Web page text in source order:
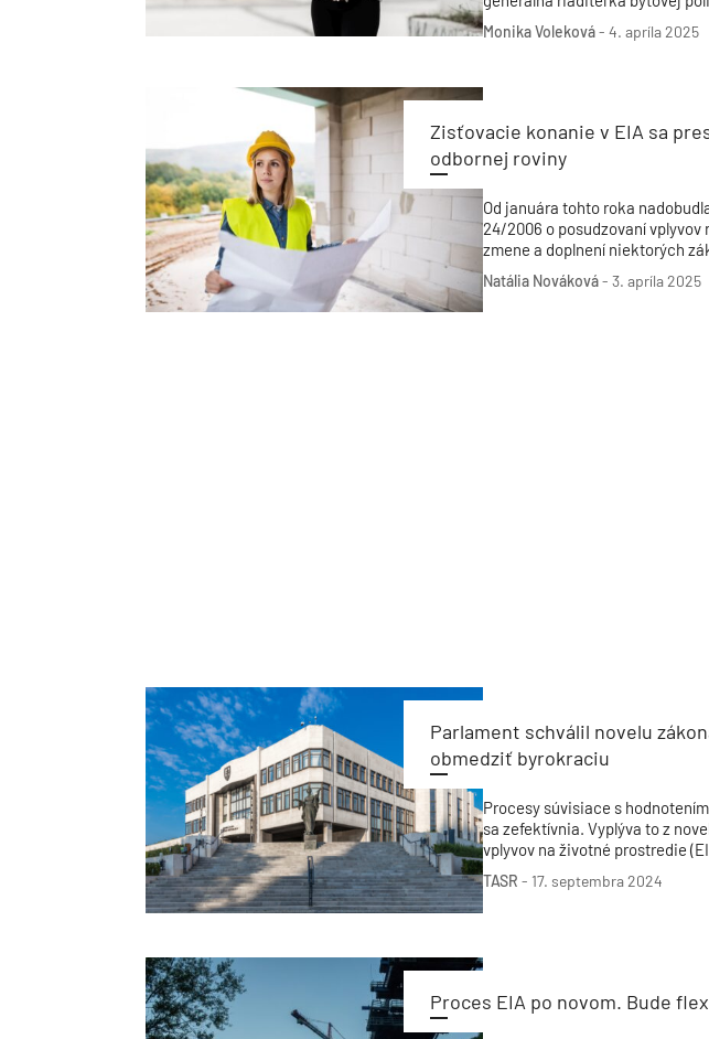
rozvoja na rezorte dopravy
Monika Voleková-4. apríla 2025
Zisťovacie konanie v EIA sa
odbornej roviny
Od januára tohto roka
24/2006 o posudzovaní vplyvov
zmene a doplnení niektorých
predpisov, pričom ďalšia novela
Stavebného zákona od apríla
Natália Nováková-3. apríla 2025
Parlament schválil novelu
obmedziť byrokraciu
Procesy súvisiace s
sa zefektívnia. Vyplýva to z
vplyvov na životné prostredie
septembra schválil parlament.
TASR - 17. septembra 2024
Proces EIA po novom. Bude